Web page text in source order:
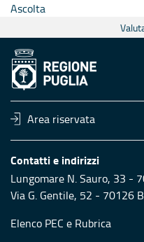
Ascolta
Area riservata
Contatti e indirizzi
Lungomare N. Sauro, 33 -
Via G. Gentile, 52 - 70126
Elenco PEC e Rubrica